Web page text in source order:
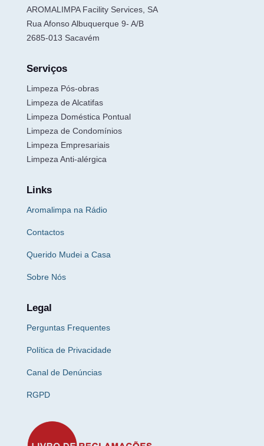
AROMALIMPA Facility Services, SA
Rua Afonso Albuquerque 9- A/B
2685-013 Sacavém
Serviços
Limpeza Pós-obras
Limpeza de Alcatifas
Limpeza Doméstica Pontual
Limpeza de Condomínios
Limpeza Empresariais
Limpeza Anti-alérgica
Links
Aromalimpa na Rádio
Contactos
Querido Mudei a Casa
Sobre Nós
Legal
Perguntas Frequentes
Política de Privacidade
Canal de Denúncias
RGPD